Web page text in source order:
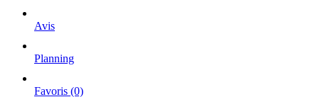
Avis
Planning
Favoris (0)